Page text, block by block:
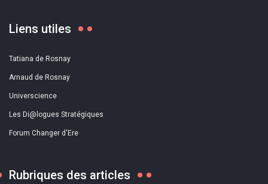
Liens utiles
Tatiana de Rosnay
Arnaud de Rosnay
Universcience
Les Di@logues Stratégiques
Forum Changer d'Ere
Rubriques des articles